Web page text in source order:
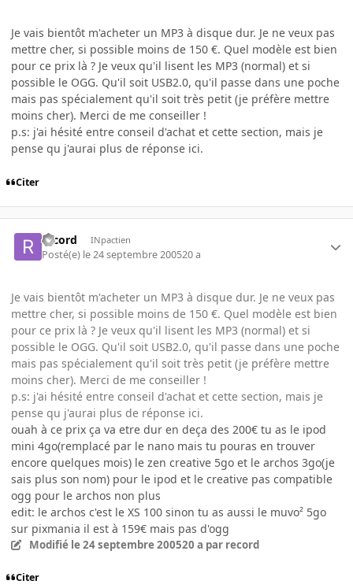
Je vais bientôt m'acheter un MP3 à disque dur. Je ne veux pas
mettre cher, si possible moins de 150 €. Quel modèle est bien
pour ce prix là ? Je veux qu'il lisent les MP3 (normal) et si
possible le OGG. Qu'il soit USB2.0, qu'il passe dans une poche
mais pas spécialement qu'il soit très petit (je préfère mettre
moins cher). Merci de me conseiller !
p.s: j'ai hésité entre conseil d'achat et cette section, mais je
pense qu j'aurai plus de réponse ici.
Citer
record INpactien
Posté(e) le 24 septembre 200520 a
Je vais bientôt m'acheter un MP3 à disque dur. Je ne veux pas
mettre cher, si possible moins de 150 €. Quel modèle est bien
pour ce prix là ? Je veux qu'il lisent les MP3 (normal) et si
possible le OGG. Qu'il soit USB2.0, qu'il passe dans une poche
mais pas spécialement qu'il soit très petit (je préfère mettre
moins cher). Merci de me conseiller !
p.s: j'ai hésité entre conseil d'achat et cette section, mais je
pense qu j'aurai plus de réponse ici.
ouah à ce prix ça va etre dur en deça des 200€ tu as le ipod
mini 4go(remplacé par le nano mais tu pouras en trouver
encore quelques mois) le zen creative 5go et le archos 3go(je
sais plus son nom) pour le ipod et le creative pas compatible
ogg pour le archos non plus
edit: le archos c'est le XS 100 sinon tu as aussi le muvo² 5go
sur pixmania il est à 159€ mais pas d'ogg
Modifié le 24 septembre 200520 a par record
Citer